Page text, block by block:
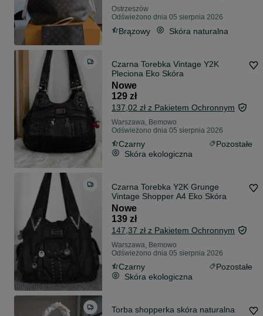
Ostrzeszów
Odświeżono dnia 05 sierpnia 2026
Brązowy Skóra naturalna
Czarna Torebka Vintage Y2K
Pleciona Eko Skóra
Nowe
129 zł
137,02 zł z Pakietem Ochronnym
Warszawa, Bemowo
Odświeżono dnia 05 sierpnia 2026
Czarny
Pozostałe
Skóra ekologiczna
Czarna Torebka Y2K Grunge
Vintage Shopper A4 Eko Skóra
Nowe
139 zł
147,37 zł z Pakietem Ochronnym
Warszawa, Bemowo
Odświeżono dnia 05 sierpnia 2026
Czarny
Pozostałe
Skóra ekologiczna
Torba shopperka skóra naturalna